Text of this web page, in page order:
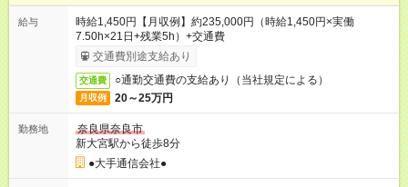
給与
時給1,450円【月収例】約235,000円（時給1,450円×実働
7.50h×21日+残業5h）+交通費
交通費別途支給あり
交通費 ○通勤交通費の支給あり（当社規定による）
月収例 20～25万円
勤務地
奈良県奈良市
新大宮駅から徒歩8分
●大手通信会社●